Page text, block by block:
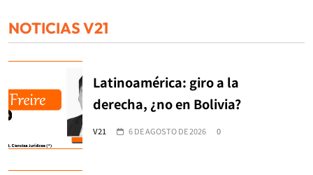
NOTICIAS V21
Latinoamérica: giro a la
derecha, ¿no en Bolivia?
V21 6 DE AGOSTO DE 2026 0